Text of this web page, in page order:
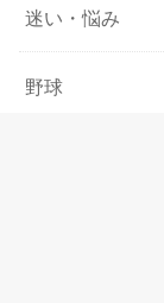
迷い・悩み
野球